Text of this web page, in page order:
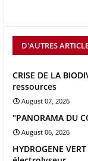
D'AUTRES
CRISE DE LA
ressources
August 07, 2026
"PANORAMA DU
August 06, 2026
HYDROGENE